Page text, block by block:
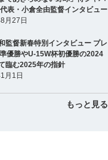
表・小倉全由監督インタビュー
月27日
監督新春特別インタビュー プレ
優勝やU-15W杯初優勝の2024
臨む2025年の指針
月1日
もっと見る